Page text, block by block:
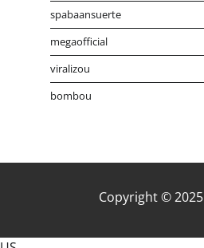
spabaansuerte
megaofficial
viralizou
bombou
Copyright © 2025